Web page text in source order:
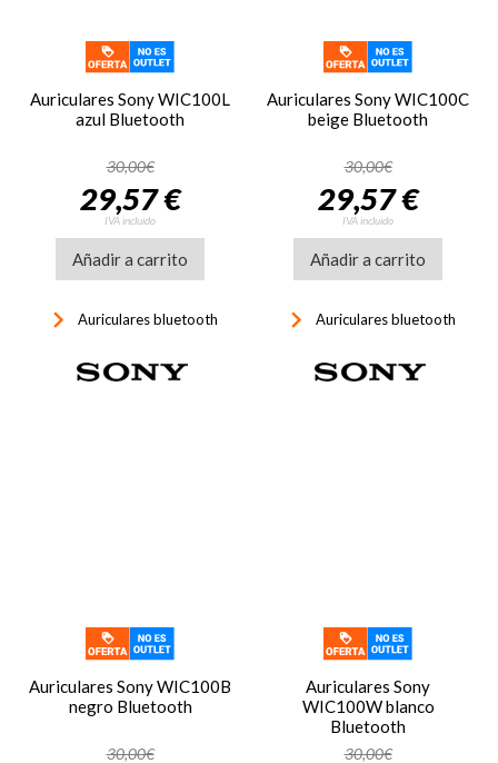
Auriculares Sony WIC100L
azul Bluetooth
30,00€
29,57 €
IVA incluido
Añadir a carrito
keyboard_arrow_right Auriculares bluetooth
Auriculares Sony WIC100C
beige Bluetooth
30,00€
29,57 €
IVA incluido
Añadir a carrito
keyboard_arrow_right Auriculares bluetooth
Auriculares Sony WIC100B
negro Bluetooth
30,00€
Auriculares Sony
WIC100W blanco
Bluetooth
30,00€